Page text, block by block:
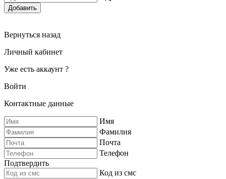
Добавить
Вернуться назад
Личный кабинет
Уже есть аккаунт ?
Войти
Контактные данные
Имя
Фамилия
Почта
Телефон
Подтвердить
Код из смс